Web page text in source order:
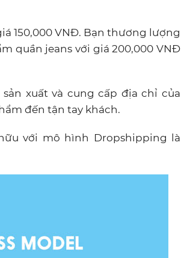
150,000 VNĐ. Bạn thương lượng
quần jeans với giá 200,000 VNĐ
xuất và cung cấp địa chỉ của
đến tận tay khách.
với mô hình Dropshipping là